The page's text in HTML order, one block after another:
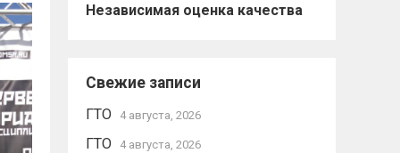
Независимая оценка качества
Свежие записи
ГТО 4 августа, 2026
ГТО 4 августа, 2026